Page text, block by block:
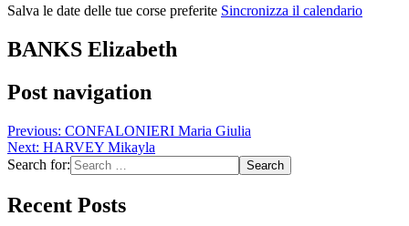
Salva le date delle tue corse preferite Sincronizza il calendario
BANKS Elizabeth
Post navigation
Previous: CONFALONIERI Maria Giulia
Next: HARVEY Mikayla
Search for:
Recent Posts